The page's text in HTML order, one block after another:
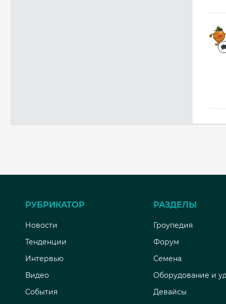
РУБРИКАТОР
Новости
Тенденции
Интервью
Видео
События
РАЗДЕЛЫ
Гроупедия
Форум
Семена
Оборудование и
Девайсы